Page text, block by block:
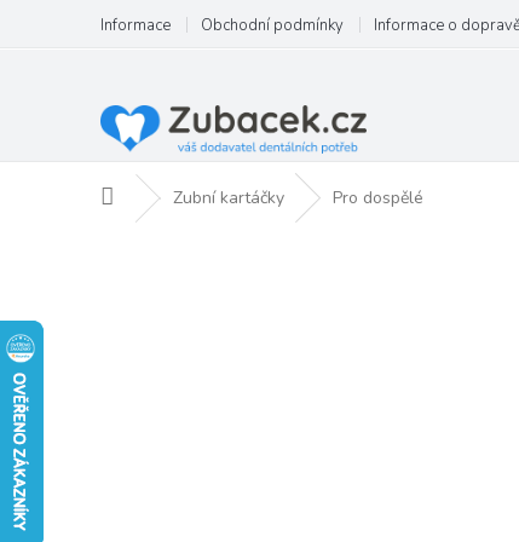
obsah
Informace Obchodní podmínky Informace o
Domů Zubní kartáčky Pro dospělé